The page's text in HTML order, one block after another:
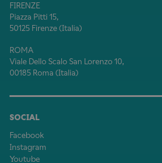
FIRENZE
Piazza Pitti 15,
50125 Firenze (Italia)
ROMA
Viale Dello Scalo San Lorenzo 10,
00185 Roma (Italia)
SOCIAL
Facebook
Instagram
Youtube